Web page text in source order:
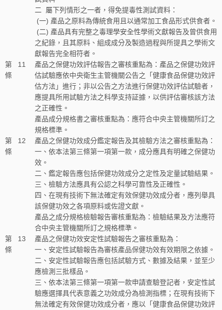
二
屬下列情形之一者，得免提毒性測試資料：
(一) 產品之原料為傳統食用且以通常加工食品形式供食者。
(二) 產品具有完整之毒理學安全性學術文獻報告及曾供食用
之紀錄，且其原料、組成成分及製造過程與所提具之學術文
獻報告完全相符者。
第 11
條
產品之保健功效評估報告之審核重點為：產品之保健功效評
估試驗應依中央衛生主管機關公告之「健康食品保健功效評
估方法」進行；非以公告之方法進行保健功效評估試驗者，
應提具所用試驗方法之科學支持証據，以供評估審核該方法
之正確性。
產品成分規格書之審核重點為：應符合中央主管機關所訂之
規格標準。
第 12
條
產品之保健功效成分鑑定報告及其檢驗方法之審核重點為：
一、依本法第三條第一項第一款，成分應具有明確之保健功
效。
二、鑑定報告應包括保健功效成分之定性及定量試驗結果。
三、檢驗方法應具有公認之科學可靠性及正確性。
四、在現有技術下無法確定有效保健功效成分者，應列舉具
該保健功效之各項原料或佐證文獻。
產品之成分規格檢驗報告審核重點為：檢驗結果及方法應符
合中央主管機關所訂之規格標準。
第 13
條
產品之保健功效安定性試驗報告之審核重點為：
一、安定性試驗報告為審核產品保健功效有效期限之依據。
二、安定性試驗報告應包括試驗方式、數據及結果，並至少
應檢測三批樣品。
三、依本法第三條第一項第一款申請查驗登記者，安定性試
驗應選擇具代表意義之功效成分為檢測指標；在現有技術下
無法確定有效保健功效成分者，應以「健康食品保健功效評